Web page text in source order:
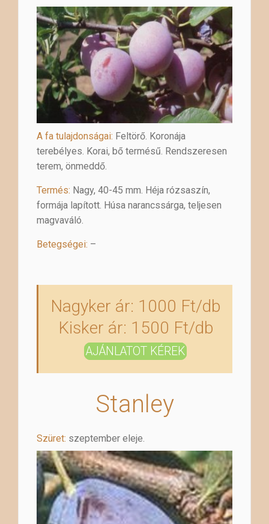
A fa tulajdonságai: Feltörő. Koronája
terebélyes. Korai, bő termésű. Rendszeresen
terem, önmeddő.
Termés: Nagy, 40-45 mm. Héja rózsaszín,
formája lapított. Húsa narancssárga, teljesen
magvaváló.
Betegségei: –
Nagyker ár: 1000 Ft/db
Kisker ár: 1500 Ft/db
AJÁNLATOT KÉREK
Stanley
Szüret: szeptember eleje.